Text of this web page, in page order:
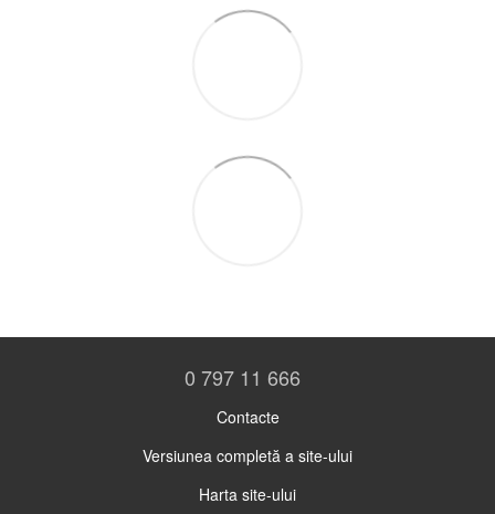
0 797 11 666
Contacte
Versiunea completă a site-ului
Harta site-ului